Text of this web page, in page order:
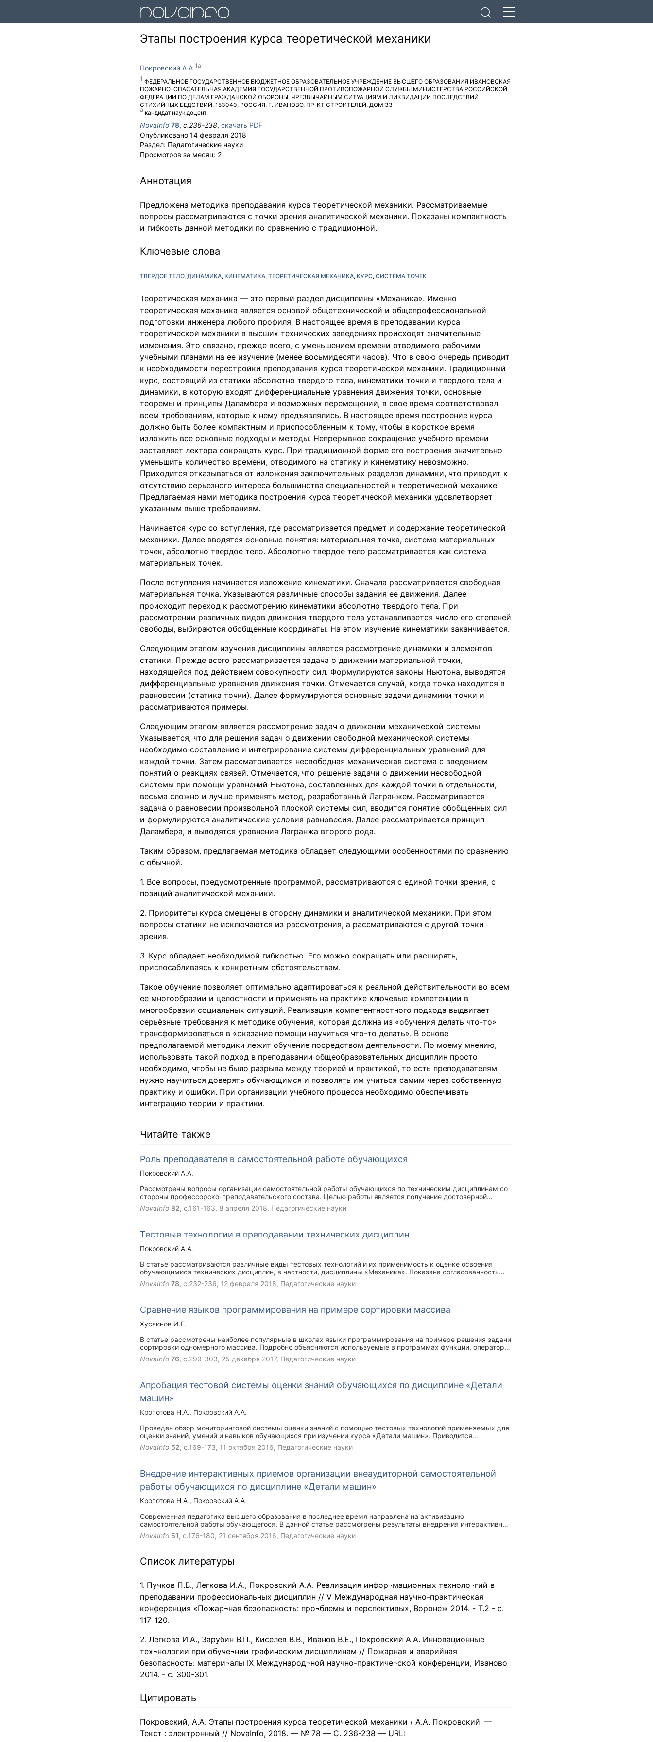
Этапы построения курса теоретической механики
Покровский А.А.
ФЕДЕРАЛЬНОЕ ГОСУДАРСТВЕННОЕ БЮДЖЕТНОЕ ОБРАЗОВАТЕЛЬНОЕ УЧРЕЖДЕНИЕ ВЫСШЕГО ОБРАЗОВАНИЯ ИВАНОВСКАЯ
ПОЖАРНО-СПАСАТЕЛЬНАЯ АКАДЕМИЯ ГОСУДАРСТВЕННОЙ ПРОТИВОПОЖАРНОЙ СЛУЖБЫ МИНИСТЕРСТВА РОССИЙСКОЙ
ФЕДЕРАЦИИ ПО ДЕЛАМ ГРАЖДАНСКОЙ ОБОРОНЫ, ЧРЕЗВЫЧАЙНЫМ СИТУАЦИЯМ И ЛИКВИДАЦИИ ПОСЛЕДСТВИЙ
СТИХИЙНЫХ БЕДСТВИЙ, 153040, РОССИЯ, Г. ИВАНОВО, ПР-КТ СТРОИТЕЛЕЙ, ДОМ 33
кандидат наук,доцент
NovaInfo 78, с.236-238, скачать PDF
Опубликовано 14 февраля 2018
Раздел: Педагогические науки
Просмотров за месяц: 2
Аннотация
Предложена методика преподавания курса теоретической механики. Рассматриваемые
вопросы рассматриваются с точки зрения аналитической механики. Показаны компактность
и гибкость данной методики по сравнению с традиционной.
Ключевые слова
ТВЕРДОЕ ТЕЛО ДИНАМИКА КИНЕМАТИКА ТЕОРЕТИЧЕСКАЯ МЕХАНИКА КУРС СИСТЕМА ТОЧЕК
Теоретическая механика — это первый раздел дисциплины «Механика». Именно
теоретическая механика является основой общетехнической и общепрофессиональной
подготовки инженера любого профиля. В настоящее время в преподавании курса
теоретической механики в высших технических заведениях происходят значительные
изменения. Это связано, прежде всего, с уменьшением времени отводимого рабочими
учебными планами на ее изучение (менее восьмидесяти часов). Что в свою очередь приводит
к необходимости перестройки преподавания курса теоретической механики. Традиционный
курс, состоящий из статики абсолютно твердого тела, кинематики точки и твердого тела и
динамики, в которую входят дифференциальные уравнения движения точки, основные
теоремы и принципы Даламбера и возможных перемещений, в свое время соответствовал
всем требованиям, которые к нему предъявлялись. В настоящее время построение курса
должно быть более компактным и приспособленным к тому, чтобы в короткое время
изложить все основные подходы и методы. Непрерывное сокращение учебного времени
заставляет лектора сокращать курс. При традиционной форме его построения значительно
уменьшить количество времени, отводимого на статику и кинематику невозможно.
Приходится отказываться от изложения заключительных разделов динамики, что приводит к
отсутствию серьезного интереса большинства специальностей к теоретической механике.
Предлагаемая нами методика построения курса теоретической механики удовлетворяет
указанным выше требованиям.
Начинается курс со вступления, где рассматривается предмет и содержание теоретической
механики. Далее вводятся основные понятия: материальная точка, система материальных
точек, абсолютно твердое тело. Абсолютно твердое тело рассматривается как система
материальных точек.
После вступления начинается изложение кинематики. Сначала рассматривается свободная
материальная точка. Указываются различные способы задания ее движения. Далее
происходит переход к рассмотрению кинематики абсолютно твердого тела. При
рассмотрении различных видов движения твердого тела устанавливается число его степеней
свободы, выбираются обобщенные координаты. На этом изучение кинематики заканчивается.
Следующим этапом изучения дисциплины является рассмотрение динамики и элементов
статики. Прежде всего рассматривается задача о движении материальной точки,
находящейся под действием совокупности сил. Формулируются законы Ньютона, выводятся
дифференциальные уравнения движения точки. Отмечается случай, когда точка находится в
равновесии (статика точки). Далее формулируются основные задачи динамики точки и
рассматриваются примеры.
Следующим этапом является рассмотрение задач о движении механической системы.
Указывается, что для решения задач о движении свободной механической системы
необходимо составление и интегрирование системы дифференциальных уравнений для
каждой точки. Затем рассматривается несвободная механическая система с введением
понятий о реакциях связей. Отмечается, что решение задачи о движении несвободной
системы при помощи уравнений Ньютона, составленных для каждой точки в отдельности,
весьма сложно и лучше применять метод, разработанный Лагранжем. Рассматривается
задача о равновесии произвольной плоской системы сил, вводится понятие обобщенных сил
и формулируются аналитические условия равновесия. Далее рассматривается принцип
Даламбера, и выводятся уравнения Лагранжа второго рода.
Таким образом, предлагаемая методика обладает следующими особенностями по сравнению
с обычной.
Все вопросы, предусмотренные программой, рассматриваются с единой точки зрения, с
позиций аналитической механики.
Приоритеты курса смещены в сторону динамики и аналитической механики. При этом
вопросы статики не исключаются из рассмотрения, а рассматриваются с другой точки
зрения.
Курс обладает необходимой гибкостью. Его можно сокращать или расширять,
приспосабливаясь к конкретным обстоятельствам.
Такое обучение позволяет оптимально адаптироваться к реальной действительности во всем
ее многообразии и целостности и применять на практике ключевые компетенции в
многообразии социальных ситуаций. Реализация компетентностного подхода выдвигает
серьёзные требования к методике обучения, которая должна из «обучения делать что-то»
трансформироваться в «оказание помощи научиться что-то делать». В основе
предполагаемой методики лежит обучение посредством деятельности. По моему мнению,
использовать такой подход в преподавании общеобразовательных дисциплин просто
необходимо, чтобы не было разрыва между теорией и практикой, то есть преподавателям
нужно научиться доверять обучающимся и позволять им учиться самим через собственную
практику и ошибки. При организации учебного процесса необходимо обеспечивать
интеграцию теории и практики.
Читайте также
Роль преподавателя в самостоятельной работе обучающихся
Покровский А.А.
Рассмотрены вопросы организации самостоятельной работы обучающихся по техническим дисциплинам со
стороны профессорско-преподавательского состава. Целью работы является получение достоверной
информации об эффективности использования бюджета времени отводимого для самостоятельной работы
обучающихся.
NovaInfo 82, с.161-163, 8 апреля 2018, Педагогические науки
Тестовые технологии в преподавании технических дисциплин
Покровский А.А.
В статье рассматриваются различные виды тестовых технологий и их применимость к оценке освоения
обучающимися технических дисциплин, в частности, дисциплины «Механика». Показана согласованность
результатов тестирований с оценками, полученными на зачете.
NovaInfo 78, с.232-236, 12 февраля 2018, Педагогические науки
Сравнение языков программирования на примере сортировки массива
Хусаинов И.Г.
В статье рассмотрены наиболее популярные в школах языки программирования на примере решения задачи
сортировки одномерного массива. Подробно объясняются используемые в программах функции, операторы
и другие элементы.
NovaInfo 76, с.299-303, 25 декабря 2017, Педагогические науки
Апробация тестовой системы оценки знаний обучающихся по дисциплине «Детали
машин»
Кропотова Н.А.
Покровский А.А.
Проведен обзор мониторинговой системы оценки знаний с помощью тестовых технологий применяемых для
оценки знаний, умений и навыков обучающихся при изучении курса «Детали машин». Приводится
сравнительный анализ оценки знаний обучающихся по результатам итогового и текущего контролей. Текущий
контроль осуществлялся с помощью тестирования.
NovaInfo 52, с.169-173, 11 октября 2016, Педагогические науки
Внедрение интерактивных приемов организации внеаудиторной самостоятельной
работы обучающихся по дисциплине «Детали машин»
Кропотова Н.А.
Покровский А.А.
Современная педагогика высшего образования в последнее время направлена на активизацию
самостоятельной работы обучающегося. В данной статье рассмотрены результаты внедрения интерактивных
приемов внеаудиторной самостоятельной работы обучающегося.
NovaInfo 51 , с.176-180, 21 сентября 2016, Педагогические науки
Список литературы
Пучков П.В., Легкова И.А., Покровский А.А. Реализация инфор¬мационных техноло¬гий в
преподавании профессиональных дисциплин // V Международная научно-практическая
конференция «Пожар¬ная безопасность: про¬блемы и перспективы», Воронеж 2014. - Т.2 - с.
117-120.
Легкова И.А., Зарубин В.П., Киселев В.В., Иванов В.Е., Покровский А.А. Инновационные
тех¬нологии при обуче¬нии графическим дисциплинам // Пожарная и аварийная
безопасность: матери¬алы IX Международ¬ной научно-практиче¬ской конференции, Иваново
2014. - с. 300-301.
Цитировать
Покровский, А.А. Этапы построения курса теоретической механики / А.А. Покровский. —
Текст : электронный // NovaInfo, 2018. — № 78 — С. 236-238 — URL: